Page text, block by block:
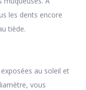
les dents encore
tiède.
au soleil et
vous